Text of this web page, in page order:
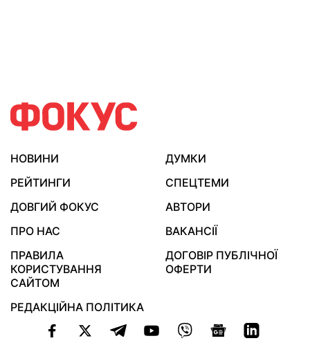
НОВИНИ
ДУМКИ
РЕЙТИНГИ
СПЕЦТЕМИ
ДОВГИЙ ФОКУС
АВТОРИ
ПРО НАС
ВАКАНСІЇ
ПРАВИЛА
КОРИСТУВАННЯ
САЙТОМ
ДОГОВІР ПУБЛІЧНОЇ
ОФЕРТИ
РЕДАКЦІЙНА ПОЛІТИКА